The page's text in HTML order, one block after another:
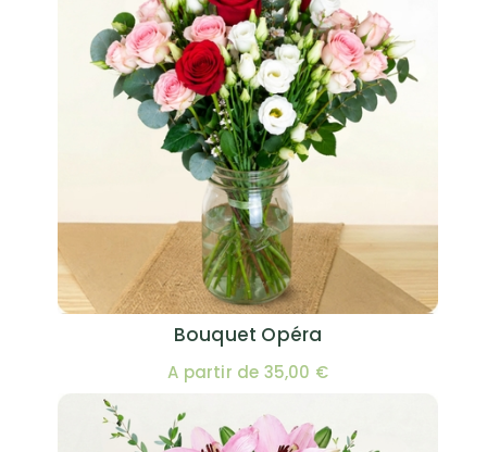
Bouquet Opéra
A partir de 35,00 €